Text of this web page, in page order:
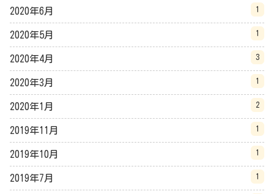
2020年6月 1
2020年5月 1
2020年4月 3
2020年3月 1
2020年1月 2
2019年11月 1
2019年10月 1
2019年7月 1